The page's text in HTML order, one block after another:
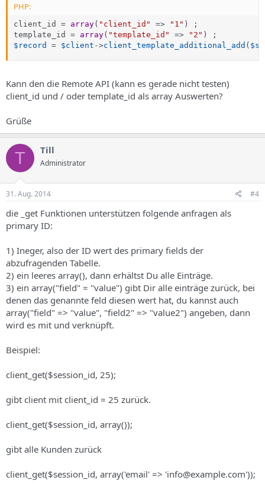
PHP:
client_id = array( "client_id" => "1" )
;
template_id = array( "template_id" => "2" )
;
$record
= $client ->client_template_additional_add (
Kann den die Remote API (kann es gerade nicht testen)
client_id und / oder template_id als array Auswerten?
Grüße
T Till
Administrator
31. Aug. 2014 #4
die _get Funktionen unterstützen folgende anfragen als
primary ID:
1) Ineger, also der ID wert des primary fields der
abzufragenden Tabelle.
2) ein leeres array(), dann erhältst Du alle Einträge.
3) ein array("field" = "value") gibt Dir alle einträge zurück, bei
denen das genannte feld diesen wert hat, du kannst auch
array("field" => "value", "field2" => "value2") angeben, dann
wird es mit und verknüpft.
Beispiel:
client_get($session_id, 25);
gibt client mit client_id = 25 zurück.
client_get($session_id, array());
gibt alle Kunden zurück
client_get($session_id, array('email' => 'info@example.com'));